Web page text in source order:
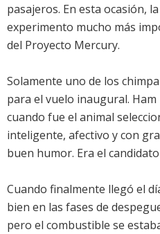
pasajeros. En esta ocasión,
experimento mucho más
del Proyecto Mercury.
Solamente uno de los
para el vuelo inaugural.
cuando fue el animal
inteligente, afectivo y con
buen humor. Era el
Cuando finalmente llegó el
bien en las fases de
pero el combustible se